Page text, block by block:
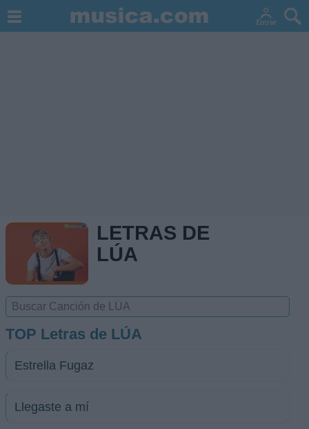
LETRAS DE
LÚA
TOP Letras de LÚA
Estrella Fugaz
Llegaste a mí